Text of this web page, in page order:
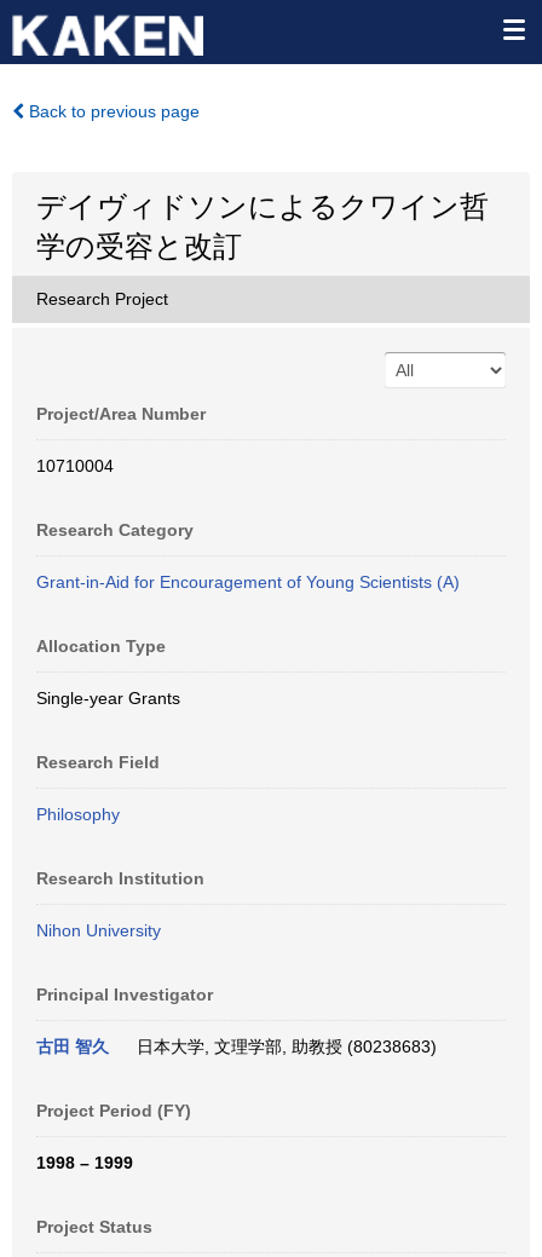
Back to previous page
デイヴィドソンによるクワイン哲
学の受容と改訂
Research Project
Project/Area Number
10710004
Research Category
Grant-in-Aid for Encouragement of Young Scientists (A)
Allocation Type
Single-year Grants
Research Field
Philosophy
Research Institution
Nihon University
Principal Investigator
古田 智久 日本大学, 文理学部, 助教授 (80238683)
Project Period (FY)
1998 – 1999
Project Status